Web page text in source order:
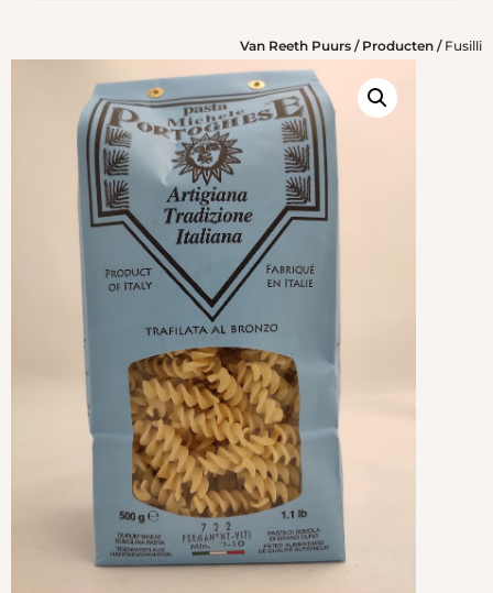
Van Reeth Puurs / Producten / Fusilli